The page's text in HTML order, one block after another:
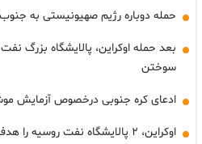
حمله دوباره رژیم صهیونیستی به
بعد حمله اوکراین، پالایشگاه بزرگ
سوختن
ادعای کره جنوبی درخصوص آزمایش
اوکراین، ۲ پالایشگاه نفت روسیه را هدف قرارداد